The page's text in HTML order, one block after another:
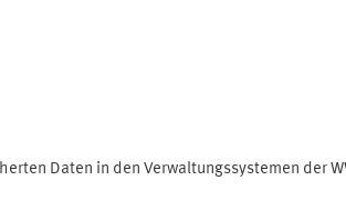
Daten in den Verwaltungssystemen der